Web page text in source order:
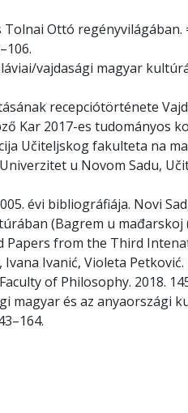
Ottó
vajdasági magyar
recepciótörténete
Kar 2017-es tudományos
Učiteljskog fakulteta na
u Novom Sadu,
évi bibliográfiája. Novi
(Bagrem u
Papers from the Third
Ivanić, Violeta
of Philosophy. 2018.
magyar és az anyaországi